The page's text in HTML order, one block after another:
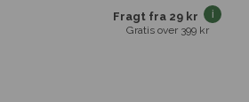
Fragt fra 29 kr
Gratis over 399 kr